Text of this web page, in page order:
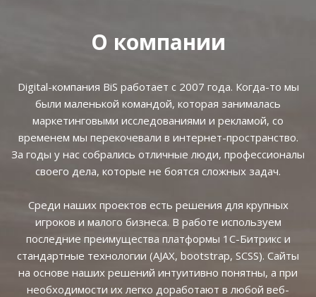
О компании
Digital-компания BiS работает с 2007 года. Когда-то мы
были маленькой командой, которая занималась
маркетинговыми исследованиями и рекламой, со
временем мы перекочевали в интернет-пространство.
За годы у нас собрались отличные люди, профессионалы
своего дела, которые не боятся сложных задач.
Среди наших проектов есть решения для крупных
игроков и малого бизнеса. В работе используем
последние преимущества платформы 1С-Битрикс и
стандартные технологии (AJAX, bootstrap, SCSS). Сайты
на основе наших решений интуитивно понятны, а при
необходимости их легко доработают в любой веб-